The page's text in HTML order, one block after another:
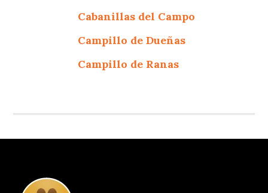
Cabanillas del Campo
Campillo de Dueñas
Campillo de Ranas